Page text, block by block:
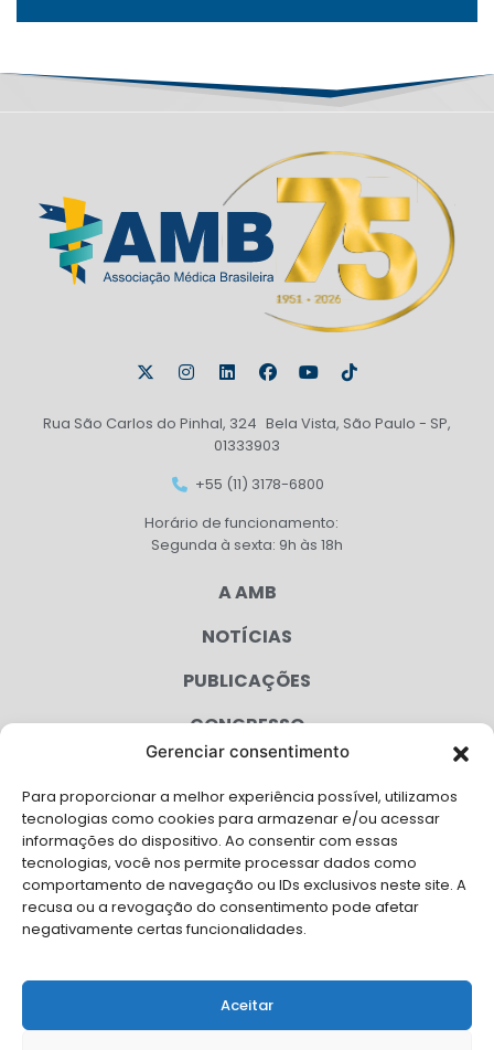
Gerenciar consentimento
Para proporcionar a melhor experiência possível, utilizamos
tecnologias como cookies para armazenar e/ou acessar
informações do dispositivo. Ao consentir com essas
tecnologias, você nos permite processar dados como
comportamento de navegação ou IDs exclusivos neste site. A
recusa ou a revogação do consentimento pode afetar
negativamente certas funcionalidades.
Aceitar
Rua São Carlos do Pinhal, 324 Bela Vista, São Paulo - SP,
01333903
+55 (11) 3178-6800
Horário de funcionamento:
Segunda à sexta: 9h às 18h
A AMB
NOTÍCIAS
PUBLICAÇÕES
CONGRESSO
CAMPANHAS
SERVIÇOS
FILIADAS
FALE CONOSCO
Solicite Apoio Institucional da AMB para o seu evento